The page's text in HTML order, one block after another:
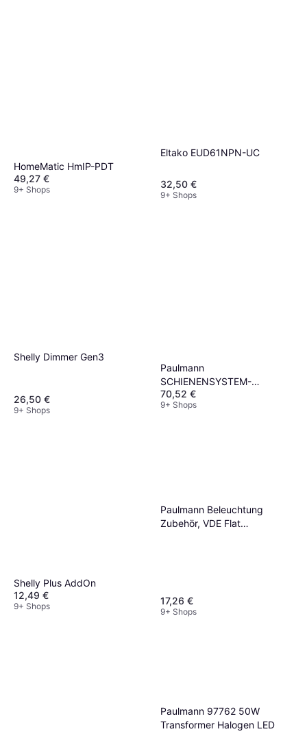
HomeMatic HmIP-PDT
49,27 €
9+ Shops
Eltako EUD61NPN-UC
32,50 €
9+ Shops
Shelly Dimmer Gen3
26,50 €
9+ Shops
Paulmann
SCHIENENSYSTEM-
EINSPEISER Schwarz
70,52 €
9+ Shops
Shelly Plus AddOn
12,49 €
9+ Shops
Paulmann Beleuchtung
Zubehör, VDE Flat
17,26 €
9+ Shops
Paulmann 97762 50W
Transformer Halogen LED